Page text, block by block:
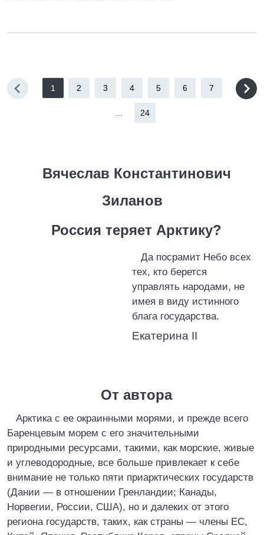
1 2 3 4 5 6 7
24
Вячеслав Константинович
Зиланов
Россия теряет Арктику?
Да посрамит Небо всех
тех, кто берется
управлять народами, не
имея в виду истинного
блага государства.
Екатерина II
От автора
Арктика с ее окраинными морями, и прежде всего
Баренцевым морем с его значительными
природными ресурсами, такими, как морские, живые
и углеводородные, все больше привлекает к себе
внимание не только пяти приарктических государств
(Дании — в отношении Гренландии; Канады,
Норвегии, России, США), но и далеких от этого
региона государств, таких, как страны — члены ЕС,